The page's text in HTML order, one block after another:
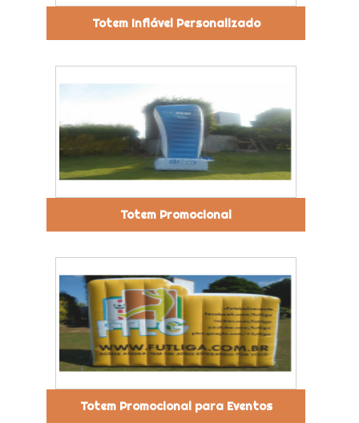
Totem Inflável Personalizado
Totem Promocional
Totem Promocional para Eventos